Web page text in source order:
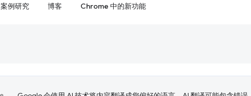
案例研究 博客 Chrome 中的新功能